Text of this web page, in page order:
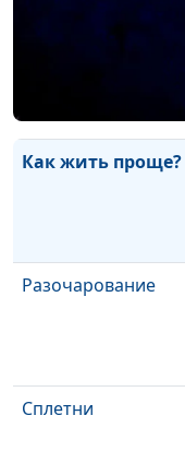
Как жить проще?
Разочарование
Сплетни